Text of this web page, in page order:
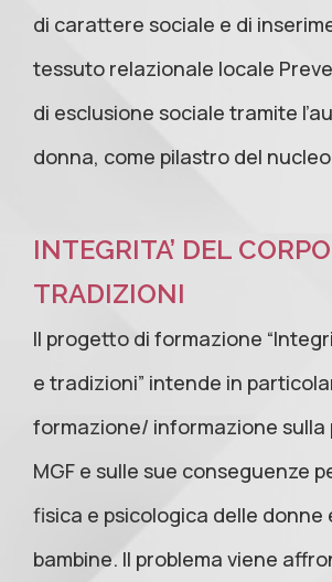
di carattere sociale e di
tessuto relazionale locale
di esclusione sociale tramite
donna, come pilastro del
INTEGRITA’ DEL
TRADIZIONI
Il progetto di formazione
e tradizioni” intende in
formazione/ informazione sulla
MGF e sulle sue conseguenze
fisica e psicologica delle donne
bambine. Il problema viene